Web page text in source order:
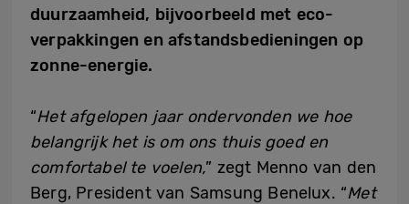
duurzaamheid, bijvoorbeeld met eco-
verpakkingen en afstandsbedieningen op
zonne-energie.
“Het afgelopen jaar ondervonden we hoe
belangrijk het is om ons thuis goed en
comfortabel te voelen,” zegt Menno van den
Berg, President van Samsung Benelux. “Met